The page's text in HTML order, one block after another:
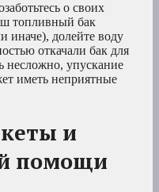
о своих
топливный бак
иначе), долейте воду
откачали бак для
несложно, упускание
иметь неприятные
и
помощи